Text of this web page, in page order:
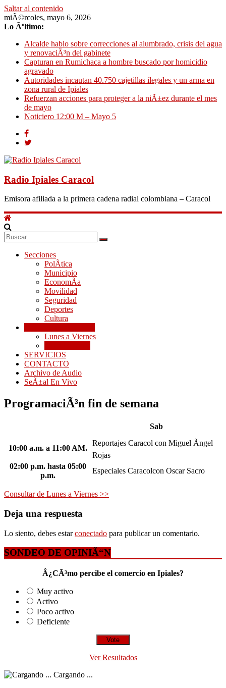
Saltar al contenido
miÃ©rcoles, mayo 6, 2026
Lo Ãºltimo:
Alcalde hablo sobre correcciones al alumbrado, crisis del agua
y renovaciÃ³n del gabinete
Capturan en Rumichaca a hombre buscado por homicidio
agravado
Autoridades incautan 40.750 cajetillas ilegales y un arma en
zona rural de Ipiales
Refuerzan acciones para proteger a la niÃ±ez durante el mes
de mayo
Noticiero 12:00 M – Mayo 5
Radio Ipiales Caracol
Emisora afiliada a la primera cadena radial colombiana – Caracol
Secciones
PolÃ­tica
Municipio
EconomÃ­a
Movilidad
Seguridad
Deportes
Cultura
Lunes a Viernes
SERVICIOS
CONTACTO
Archivo de Audio
SeÃ±al En Vivo
ProgramaciÃ³n fin de semana
Sab
10:00 a.m. a 11:00 AM.
Reportajes Caracol con Miguel Ãngel
Rojas
02:00 p.m. hasta 05:00
p.m.
Especiales Caracolcon Oscar Sacro
Consultar de Lunes a Viernes >>
Deja una respuesta
Lo siento, debes estarconectado para publicar un comentario.
SONDEO DE OPINIÃ“N
Â¿CÃ³mo percibe el comercio en Ipiales?
Muy activo
Activo
Poco activo
Deficiente
Ver Resultados
Cargando ...